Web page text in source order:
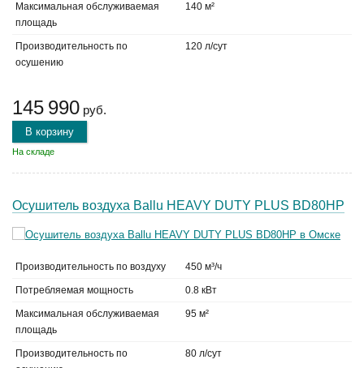
Максимальная обслуживаемая
площадь
140 м²
Производительность по
осушению
120 л/сут
145 990 руб.
В корзину
На складе
Осушитель воздуха Ballu HEAVY DUTY PLUS BD80HP
Производительность по воздуху 450 м³/ч
Потребляемая мощность 0.8 кВт
Максимальная обслуживаемая
площадь
95 м²
Производительность по
80 л/сут